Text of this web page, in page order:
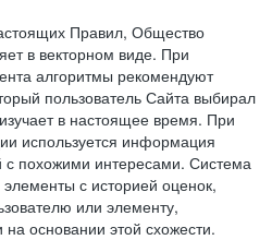
Правил, Общество
в векторном виде. При
алгоритмы рекомендуют
пользователь Сайта выбирал
в настоящее время. При
используется информация
с похожими интересами. Система
с историей оценок,
или элементу,
основании этой схожести.